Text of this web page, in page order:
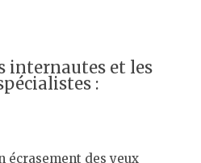
internautes et les
:
écrasement des yeux